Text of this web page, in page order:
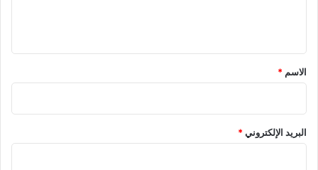
*
الاسم *
البريد الإلكتروني*